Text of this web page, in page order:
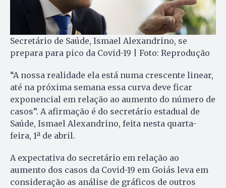
Secretário de Saúde, Ismael Alexandrino, se
prepara para pico da Covid-19 | Foto: Reprodução
“A nossa realidade ela está numa crescente linear,
até na próxima semana essa curva deve ficar
exponencial em relação ao aumento do número de
casos”. A afirmação é do secretário estadual de
Saúde, Ismael Alexandrino, feita nesta quarta-
feira, 1ª de abril.
A expectativa do secretário em relação ao
aumento dos casos da Covid-19 em Goiás leva em
consideração as análise de gráficos de outros